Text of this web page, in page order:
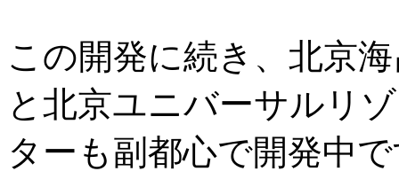
この開発に続き、北京
と北京ユニバーサルリ
ターも副都心で開発中